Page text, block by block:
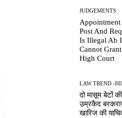
JUDGEMENTS
Appointment
Post And
Is Illegal Ab
Cannot
High Court
LAW TREND -
दो मासूम बेटों
उम्रकैद
खारिज की